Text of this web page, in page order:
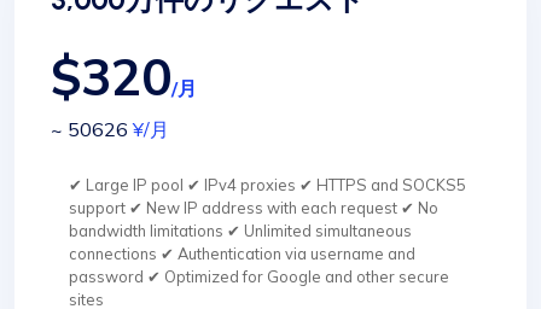
$320/月
~ 50626¥/月
✔ Large IP pool ✔ IPv4 proxies ✔ HTTPS and SOCKS5
support ✔ New IP address with each request ✔ No
bandwidth limitations ✔ Unlimited simultaneous
connections ✔ Authentication via username and
password ✔ Optimized for Google and other secure
sites